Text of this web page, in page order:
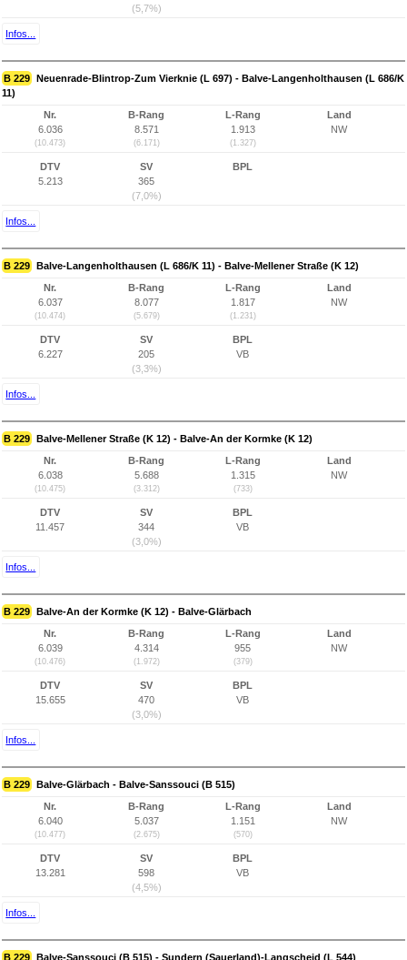
(5,7%)
Infos...
B 229 Neuenrade-Blintrop-Zum Vierknie (L 697) - Balve-Langenholthausen (L 686/K
11)
Nr.
6.036
(10.473)
B-Rang
8.571
(6.171)
L-Rang
1.913
(1.327)
Land
NW
DTV
5.213
SV
365
(7,0%)
BPL
Infos...
B 229 Balve-Langenholthausen (L 686/K 11) - Balve-Mellener Straße (K 12)
Nr.
6.037
(10.474)
B-Rang
8.077
(5.679)
L-Rang
1.817
(1.231)
Land
NW
DTV
6.227
SV
205
(3,3%)
BPL
VB
Infos...
B 229 Balve-Mellener Straße (K 12) - Balve-An der Kormke (K 12)
Nr.
6.038
(10.475)
B-Rang
5.688
(3.312)
L-Rang
1.315
(733)
Land
NW
DTV
11.457
SV
344
(3,0%)
BPL
VB
Infos...
B 229 Balve-An der Kormke (K 12) - Balve-Glärbach
Nr.
6.039
(10.476)
B-Rang
4.314
(1.972)
L-Rang
955
(379)
Land
NW
DTV
15.655
SV
470
(3,0%)
BPL
VB
Infos...
B 229 Balve-Glärbach - Balve-Sanssouci (B 515)
Nr.
6.040
(10.477)
B-Rang
5.037
(2.675)
L-Rang
1.151
(570)
Land
NW
DTV
13.281
SV
598
(4,5%)
BPL
VB
Infos...
B 229 Balve-Sanssouci (B 515) - Sundern (Sauerland)-Langscheid (L 544)